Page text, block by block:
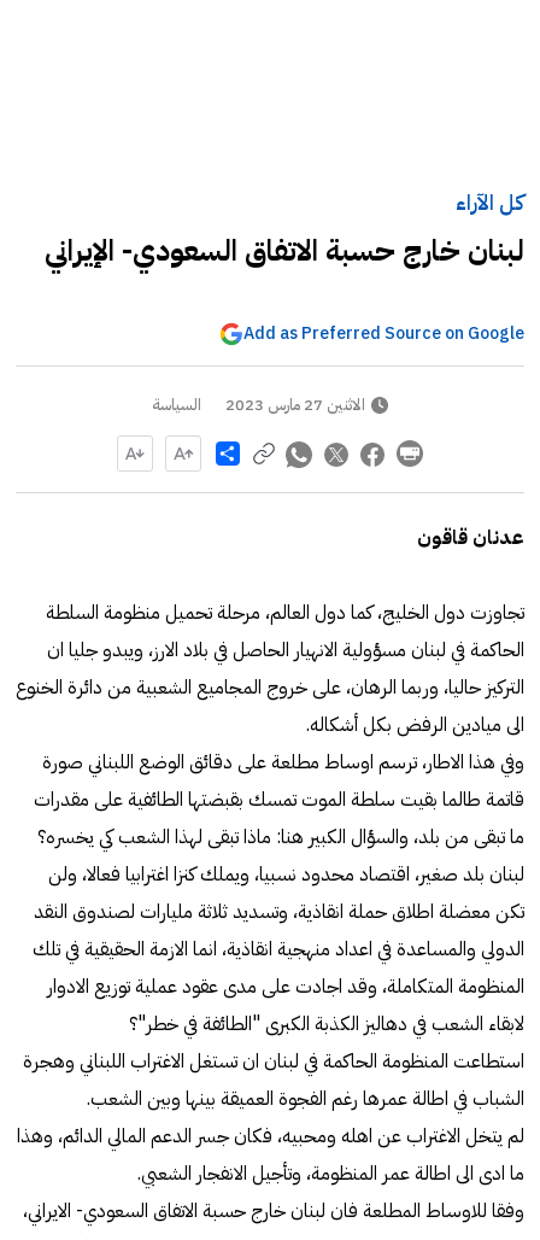
كل الآراء
لبنان خارج حسبة الاتفاق السعودي- الإيراني
Add as Preferred Source on Google
الاثنين 27 مارس 2023 السياسة
Share
عدنان قاقون
تجاوزت دول الخليج، كما دول العالم، مرحلة تحميل منظومة السلطة
الحاكمة في لبنان مسؤولية الانهيار الحاصل في بلاد الارز، ويبدو جليا ان
التركيز حاليا، وربما الرهان، على خروج المجاميع الشعبية من دائرة الخنوع
الى ميادين الرفض بكل أشكاله.
وفي هذا الاطار، ترسم اوساط مطلعة على دقائق الوضع اللبناني صورة
قاتمة طالما بقيت سلطة الموت تمسك بقبضتها الطائفية على مقدرات
ما تبقى من بلد، والسؤال الكبير هنا: ماذا تبقى لهذا الشعب كي يخسره؟
لبنان بلد صغير، اقتصاد محدود نسبيا، ويملك كنزا اغترابيا فعالا، ولن
تكن معضلة اطلاق حملة انقاذية، وتسديد ثلاثة مليارات لصندوق النقد
الدولي والمساعدة في اعداد منهجية انقاذية، انما الازمة الحقيقية في تلك
المنظومة المتكاملة، وقد اجادت على مدى عقود عملية توزيع الادوار
لابقاء الشعب في دهاليز الكذبة الكبرى "الطائفة في خطر"؟
استطاعت المنظومة الحاكمة في لبنان ان تستغل الاغتراب اللبناني وهجرة
الشباب في اطالة عمرها رغم الفجوة العميقة بينها وبين الشعب.
لم يتخل الاغتراب عن اهله ومحبيه، فكان جسر الدعم المالي الدائم، وهذا
ما ادى الى اطالة عمر المنظومة، وتأجيل الانفجار الشعبي.
وفقا للاوساط المطلعة فان لبنان خارج حسبة الاتفاق السعودي- الايراني،